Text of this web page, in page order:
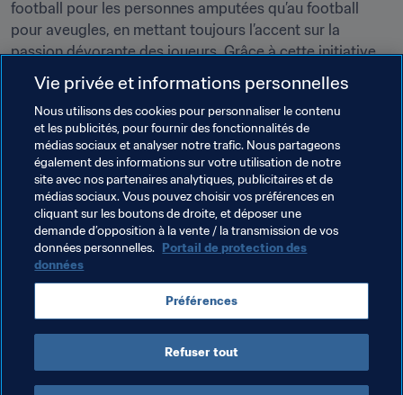
football pour les personnes amputées qu’au football
pour aveugles, en mettant toujours l’accent sur la
passion dévorante des joueurs. Grâce à cette initiative,
chacun a l'impression d’appartenir à la grande famille du
football. L’une des principales missions de la PZPN
résume parfaitement ce sentiment : le football nous
rassemble.
Thèmes en lien
Coupe du Monde U-20 de la FIFA, Pologne 2019™
Poland
Vie privée et informations personnelles
Nous utilisons des cookies pour personnaliser le contenu
et les publicités, pour fournir des fonctionnalités de
médias sociaux et analyser notre trafic. Nous partageons
également des informations sur votre utilisation de notre
site avec nos partenaires analytiques, publicitaires et de
médias sociaux. Vous pouvez choisir vos préférences en
cliquant sur les boutons de droite, et déposer une
demande d’opposition à la vente / la transmission de vos
données personnelles. Portail de protection des
données
Préférences
Refuser tout